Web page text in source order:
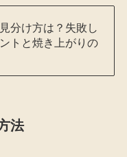
分け方は？失敗し
トと焼き上がりの
法